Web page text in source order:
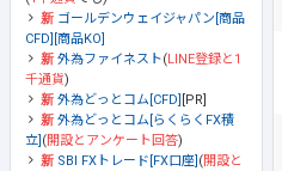
ゴールデンウェイジャパン[商品
CFD][商品KO]
外為ファイネスト(LINE登録と1
千通貨)
外為どっとコム[CFD] [PR]
外為どっとコム[らくらくFX積
立] (開設とアンケート回答)
SBI FXトレード[FX口座] (開設と